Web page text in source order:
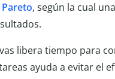
, según la cual
libera tiempo para
ayuda a evitar el